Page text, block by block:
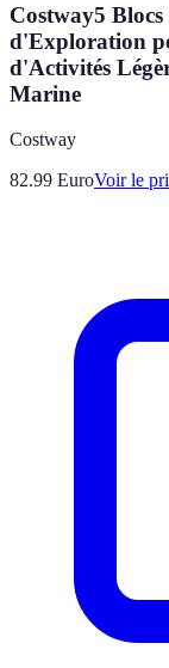
Costway5
d'Exploration
d'Activités
Marine
Costway
82.99 EuroVoir le